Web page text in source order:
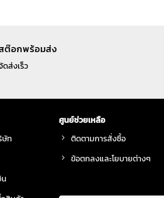
ต๊อกพร้อมส่ง
ดส่งเร็ว
ษัท
น
ศูนย์ช่วยเหลือ
ติดตามการสั่งซื้อ
ข้อตกลงและโยบายต่างๆ